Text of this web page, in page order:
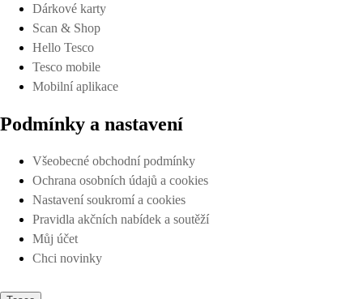
Dárkové karty
Scan & Shop
Hello Tesco
Tesco mobile
Mobilní aplikace
Podmínky a nastavení
Všeobecné obchodní podmínky
Ochrana osobních údajů a cookies
Nastavení soukromí a cookies
Pravidla akčních nabídek a soutěží
Můj účet
Chci novinky